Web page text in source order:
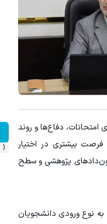
دفاع‌ها و روند
بیشتری در اختیار
پژوهشی و سطح
نوع ورودی دانشجویان
کنید
‹